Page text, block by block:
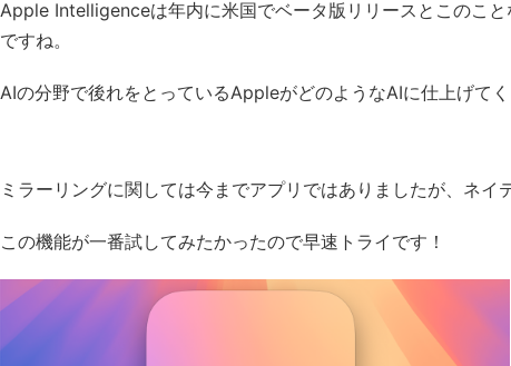
Apple Intelligenceは年内に米国でベータ版リリースとこのこ
ですね。
AIの分野で後れをとっているAppleがどのようなAIに仕上げてく
ミラーリングに関しては今までアプリではありましたが、ネイ
この機能が一番試してみたかったので早速トライです！